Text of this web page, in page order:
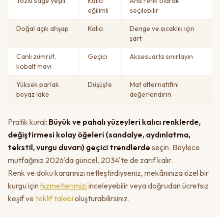
eğilimli
seçilebilir
Doğal açık ahşap Kalıcı
Denge ve sıcaklık için
şart
Canlı zümrüt,
kobalt mavi
Geçici Aksesuarla sınırlayın
Yüksek parlak
beyaz lake
Düşüşte
Mat alternatifini
değerlendirin
Pratik kural: Büyük ve pahalı yüzeyleri kalıcı renklerde,
değiştirmesi kolay öğeleri (sandalye, aydınlatma,
tekstil, vurgu duvarı) geçici trendlerde seçin. Böylece
mutfağınız 2026'da güncel, 2034'te de zarif kalır.
Renk ve doku kararınızı netleştirdiyseniz, mekânınıza özel bir
kurgu içinhizmetlerimiziinceleyebilir veya doğrudan ücretsiz
keşif ve teklif talebioluşturabilirsiniz.